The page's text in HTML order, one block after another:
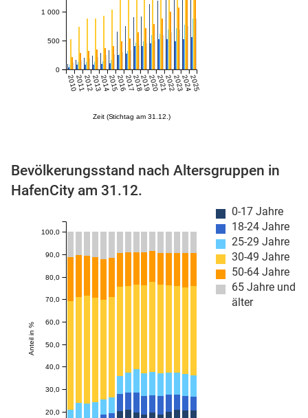
(Mikrozensus)
Zeit (Stichtag am 31.12.)
2010201120122013201420152016201720182019202020212022202320242025
0
500
1 000
Bevölkerungsstand nach Altersgruppen in
HafenCity am 31.12.
0-17 Jahre
18-24 Jahre
25-29 Jahre
30-49 Jahre
50-64 Jahre
65 Jahre und
älter
Anteil in %
20,0
30,0
40,0
50,0
60,0
70,0
80,0
90,0
100,0